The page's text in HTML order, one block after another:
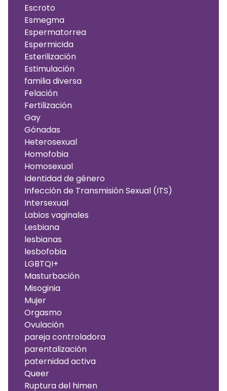
Escroto
Esmegma
Espermatorrea
Espermicida
Esterilización
Estimulación
familia diversa
Felación
Fertilización
Gay
Gónadas
Heterosexual
Homofobia
Homosexual
Identidad de género
Infección de Transmisión Sexual (ITS)
Intersexual
Labios vaginales
Lesbiana
lesbianas
lesbofobia
LGBTQI+
Masturbación
Misoginia
Mujer
Orgasmo
Ovulación
pareja controladora
parentalización
paternidad activa
Queer
Ruptura del himen